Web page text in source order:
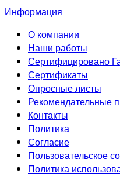
Информация
О компании
Наши работы
Сертифицировано
Сертификаты
Опросные листы
Рекомендательные
Контакты
Политика
Согласие
Пользовательское
Политика